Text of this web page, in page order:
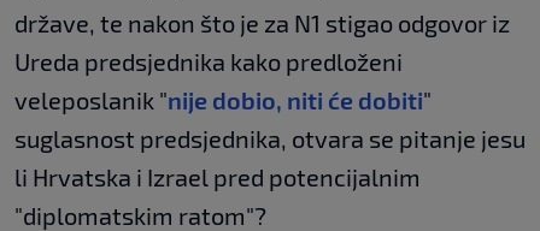
države, te nakon što je za N1 stigao odgovor iz
Ureda predsjednika kako predloženi
veleposlanik "nije dobio, niti će dobiti"
suglasnost predsjednika, otvara se pitanje jesu
li Hrvatska i Izrael pred potencijalnim
"diplomatskim ratom"?